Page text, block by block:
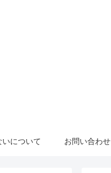
いについて お問い合わせ